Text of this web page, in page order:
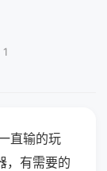
直输的玩
，有需要的